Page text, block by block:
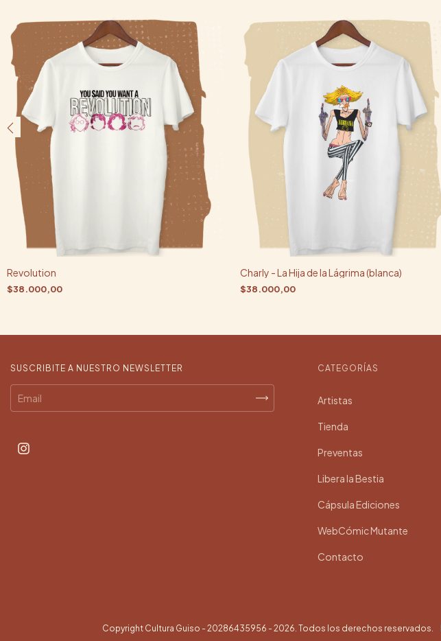
Revolution
$38.000,00
Charly - La Hija de la Lágrima (blanca)
$38.000,00
SUSCRIBITE A NUESTRO NEWSLETTER CATEGORÍAS
Artistas
Tienda
Preventas
Libera la Bestia
Cápsula Ediciones
WebCómic Mutante
Contacto
Copyright Cultura Guiso - 20286435956 - 2026. Todos los derechos reservados.